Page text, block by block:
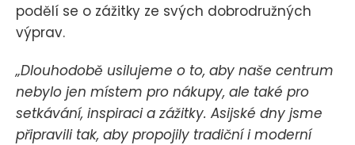
podělí se o zážitky ze svých dobrodružných
výprav.
„Dlouhodobě usilujeme o to, aby naše centrum
nebylo jen místem pro nákupy, ale také pro
setkávání, inspiraci a zážitky. Asijské dny jsme
připravili tak, aby propojily tradiční i moderní